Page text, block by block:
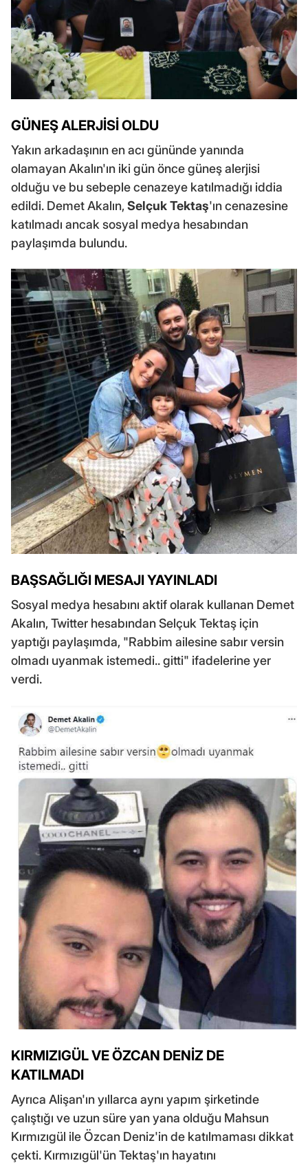
GÜNEŞ ALERJİSİ OLDU
Yakın arkadaşının en acı gününde yanında
olamayan Akalın'ın iki gün önce güneş alerjisi
olduğu ve bu sebeple cenazeye katılmadığı iddia
edildi. Demet Akalın,Selçuk Tektaş'ın cenazesine
katılmadı ancak sosyal medya hesabından
paylaşımda bulundu.
BAŞSAĞLIĞI MESAJI YAYINLADI
Sosyal medya hesabını aktif olarak kullanan Demet
Akalın, Twitter hesabından Selçuk Tektaş için
yaptığı paylaşımda, "Rabbim ailesine sabır versin
olmadı uyanmak istemedi.. gitti" ifadelerine yer
verdi.
KIRMIZIGÜL VE ÖZCAN DENİZ DE
KATILMADI
Ayrıca Alişan'ın yıllarca aynı yapım şirketinde
çalıştığı ve uzun süre yan yana olduğu Mahsun
Kırmızıgül ile Özcan Deniz'in de katılmaması dikkat
çekti. Kırmızıgül'ün Tektaş'ın hayatını